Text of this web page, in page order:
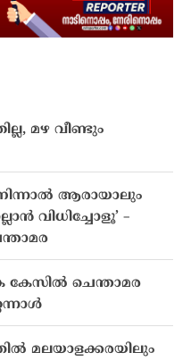
മഴ വീണ്ടും
ആരായാലും
വിധിച്ചോളൂ’ –
കേസില്‍ ചെന്താമര
മലയാളക്കരയിലും